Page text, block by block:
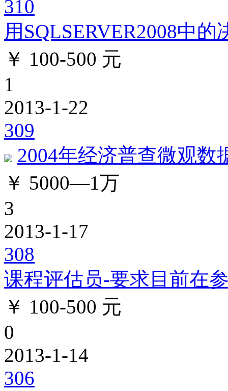
310
用SQLSERVER2008中
￥ 100-500 元
1
2013-1-22
309
2004年经济普查微观数
￥ 5000—1万
3
2013-1-17
308
课程评估员-要求目前在
￥ 100-500 元
0
2013-1-14
306